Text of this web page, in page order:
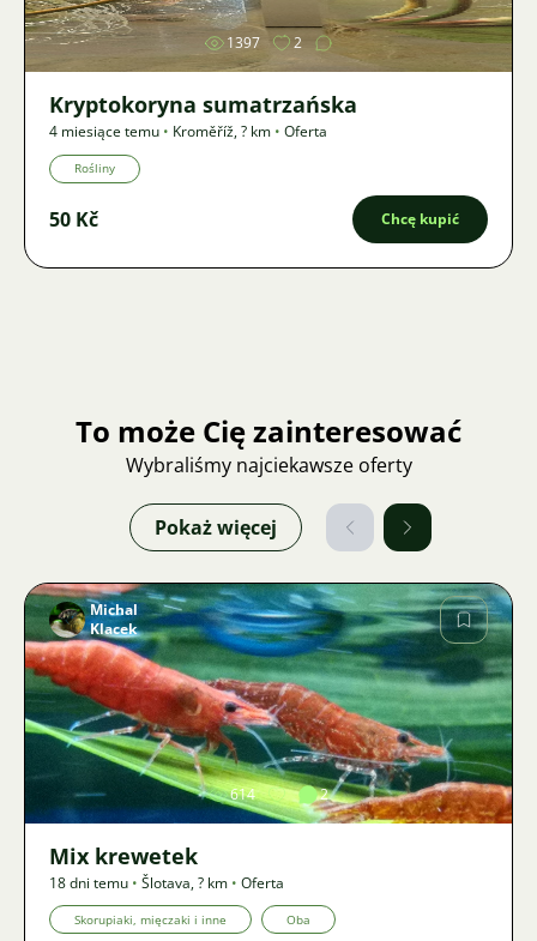
1397 2
Kryptokoryna sumatrzańska
4 miesiące temu • Kroměříž,? km • Oferta
Rośliny
50 Kč Chcę kupić
To może Cię zainteresować
Wybraliśmy najciekawsze oferty
Pokaż więcej
Zdjęcie
Michal
Klacek
614 2
Mix krewetek
18 dni temu • Šlotava,? km • Oferta
Skorupiaki, mięczaki i inne Oba